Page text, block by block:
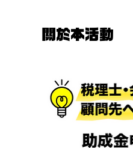
關於本活動